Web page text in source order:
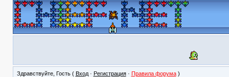
Здравствуйте, Гость ( Вход· Регистрация· Правила форума)